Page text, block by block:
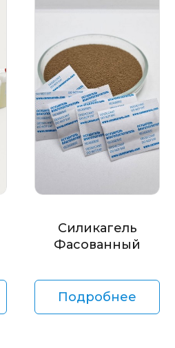
Силикагель
Фасованный
Подробнее